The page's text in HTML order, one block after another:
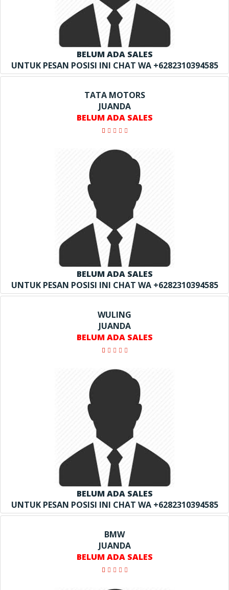
BELUM ADA SALES
UNTUK PESAN POSISI INI CHAT WA +6282310394585
TATA MOTORS
JUANDA
BELUM ADA SALES
BELUM ADA SALES
UNTUK PESAN POSISI INI CHAT WA +6282310394585
WULING
JUANDA
BELUM ADA SALES
BELUM ADA SALES
UNTUK PESAN POSISI INI CHAT WA +6282310394585
BMW
JUANDA
BELUM ADA SALES